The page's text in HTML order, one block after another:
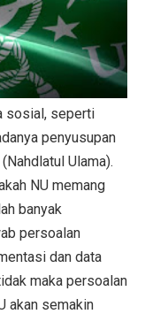
sosial, seperti
penyusupan
Ulama).
NU memang
banyak
persoalan
dan data
maka persoalan
akan semakin